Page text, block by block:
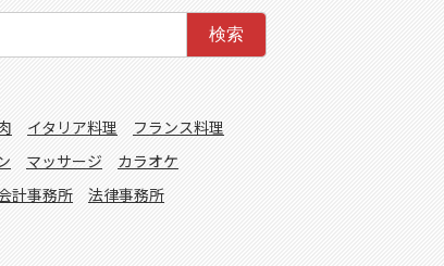
検索
イタリア料理
フランス料理
マッサージ
カラオケ
計事務所 法律事務所